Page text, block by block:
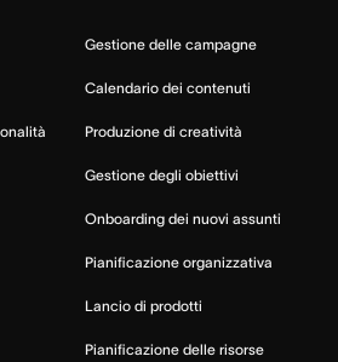
Gestione delle campagne
Calendario dei contenuti
Produzione di creatività
Gestione degli obiettivi
Onboarding dei nuovi assunti
Pianificazione organizzativa
Lancio di prodotti
Pianificazione delle risorse